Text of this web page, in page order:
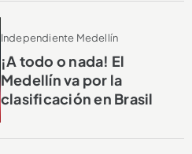
Independiente Medellín
¡A todo o nada! El
Medellín va por la
clasificación en Brasil